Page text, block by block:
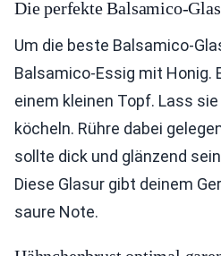
Die perfekte Balsamico-
Um die beste Balsamico-
Balsamico-Essig mit Honig.
einem kleinen Topf. Lass
köcheln. Rühre dabei
sollte dick und glänzend
Diese Glasur gibt deinem
saure Note.